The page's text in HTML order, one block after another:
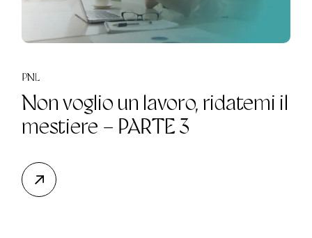
PNL
Non voglio un lavoro, ridatemi il
mestiere – PARTE 3